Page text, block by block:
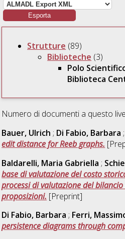
Strutture (89)
Biblioteche (3)
Polo
Biblioteca
Numero di documenti a questo
Bauer, Ulrich ; Di Fabio, Barbara ;
edit distance for Reeb graphs.
Baldarelli, Maria Gabriella ;
base di valutazione del costo
processi di valutazione del bilancio
proposizioni. [Preprint]
Di Fabio, Barbara ; Ferri,
persistence diagrams through